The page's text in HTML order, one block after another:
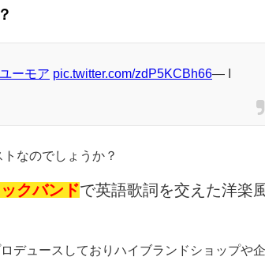
ーモア pic.twitter.com/zdP5KCBh66— I
なのでしょうか？
クバンドで英語歌詞を交えた洋楽
デュースしておりハイブランドショップや